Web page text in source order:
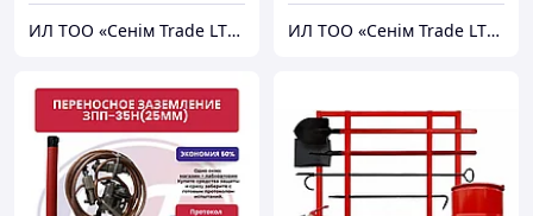
ИЛ ТОО «Сенiм Trade LTD» ИЛ ТОО «Сенiм Trade LTD»